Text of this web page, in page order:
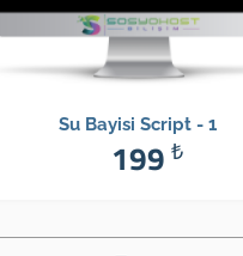
Su Bayisi Script - 1
₺
199